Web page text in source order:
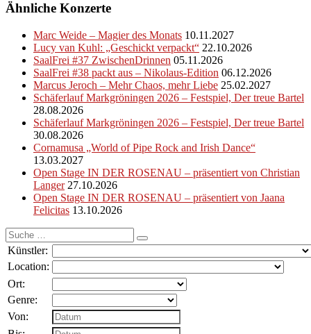
Ähnliche Konzerte
Marc Weide – Magier des Monats 10.11.2027
Lucy van Kuhl: „Geschickt verpackt“ 22.10.2026
SaalFrei #37 ZwischenDrinnen 05.11.2026
SaalFrei #38 packt aus – Nikolaus-Edition 06.12.2026
Marcus Jeroch – Mehr Chaos, mehr Liebe 25.02.2027
Schäferlauf Markgröningen 2026 – Festspiel, Der treue Bartel
28.08.2026
Schäferlauf Markgröningen 2026 – Festspiel, Der treue Bartel
30.08.2026
Cornamusa „World of Pipe Rock and Irish Dance“
13.03.2027
Open Stage IN DER ROSENAU – präsentiert von Christian
Langer 27.10.2026
Open Stage IN DER ROSENAU – präsentiert von Jaana
Felicitas 13.10.2026
Suche
nach:
Künstler:
Location:
Ort:
Genre:
Von: